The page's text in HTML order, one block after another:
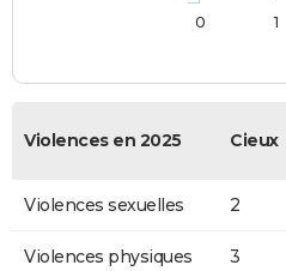
0
1
Violences en 2025 Cieux
Violences sexuelles 2
Violences physiques
3